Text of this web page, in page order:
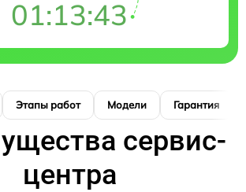
01:13:42
Этапы работ Модели Гарантия
сервис-
центра